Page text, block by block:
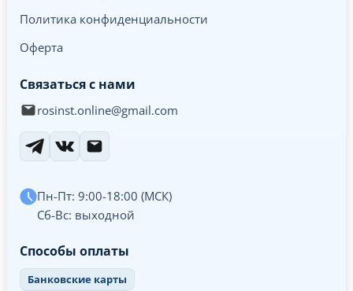
Политика конфиденциальности
Оферта
Связаться с нами
rosinst.online@gmail.com
Пн-Пт: 9:00-18:00 (МСК)
Сб-Вс: выходной
Способы оплаты
Банковские карты